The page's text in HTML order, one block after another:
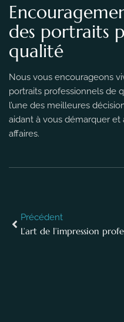
des portraits
qualité
Nous vous encourageons
portraits professionnels de
l’une des meilleures
aidant à vous démarquer
affaires.
Précédent